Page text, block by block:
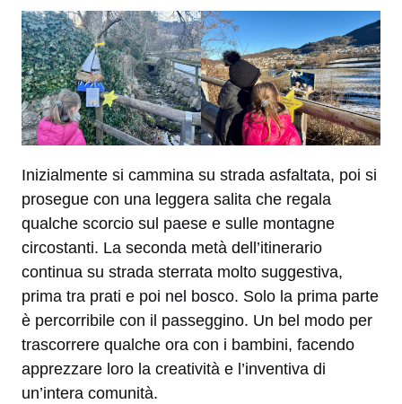
Inizialmente si cammina su strada asfaltata, poi si
prosegue con una leggera salita che regala
qualche scorcio sul paese e sulle montagne
circostanti. La seconda metà dell’itinerario
continua su strada sterrata molto suggestiva,
prima tra prati e poi nel bosco. Solo la prima parte
è percorribile con il passeggino. Un bel modo per
trascorrere qualche ora con i bambini, facendo
apprezzare loro la creatività e l’inventiva di
un’intera comunità.